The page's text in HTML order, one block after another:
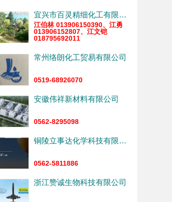
宜兴市百灵精细化工有限公司（宜兴市东方精细化工厂）
江伯林 013906150390、江勇
013906152807、江文铠
018795692011
常州络朗化工贸易有限公司
0519-68926070
安徽伟祥新材料有限公司
0562-8295098
铜陵立事达化学科技有限公司
0562-5811886
浙江赞诚生物科技有限公司